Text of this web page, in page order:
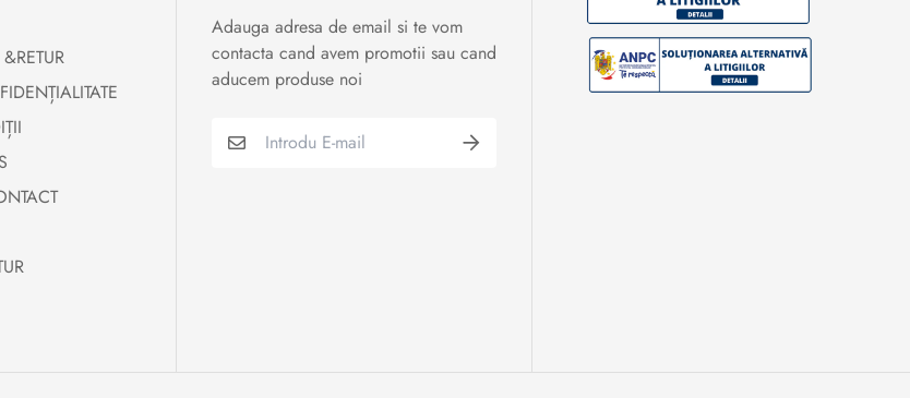
Adauga adresa de email si te vom
contacta cand avem promotii sau cand
aducem produse noi